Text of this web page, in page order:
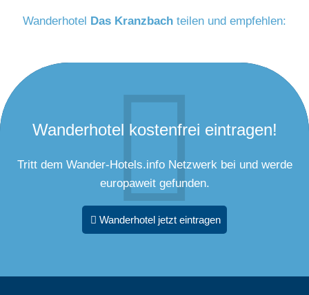
Wanderhotel Das Kranzbach teilen und empfehlen:
Wanderhotel kostenfrei eintragen!
Tritt dem Wander-Hotels.info Netzwerk bei und werde
europaweit gefunden.
Wanderhotel jetzt eintragen